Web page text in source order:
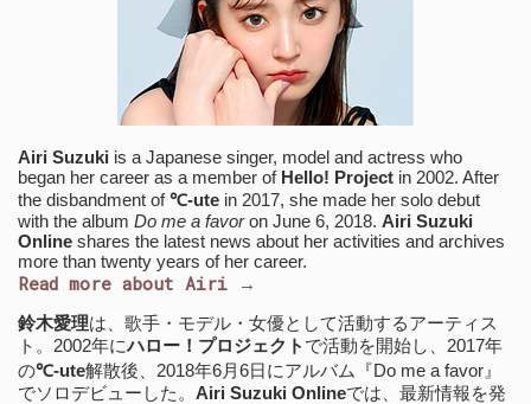
Airi Suzuki is a Japanese singer, model and actress who
began her career as a member of Hello! Project in 2002. After
the disbandment of℃-ute in 2017, she made her solo debut
with the album Do me a favoron June 6, 2018. Airi Suzuki
Online shares the latest news about her activities and archives
more than twenty years of her career.
Read more about Airi →
鈴木愛理は、歌手・モデル・女優として活動するアーティス
ト。2002年にハロー！プロジェクト で活動を開始し、2017年
の℃-ute解散後、2018年6月6日にアルバム『Do me a favor』
でソロデビューした。 Airi Suzuki Onlineでは、最新情報を発